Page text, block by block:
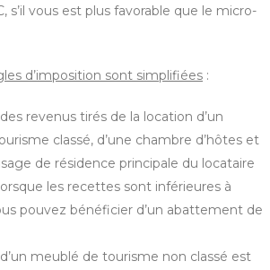
s’il vous est plus favorable que le micro-
d’imposition sont simplifiées :
revenus tirés de la location d’un
classé, d’une chambre d’hôtes et
de résidence principale du locataire
les recettes sont inférieures à
pouvez bénéficier d’un abattement de
meublé de tourisme non classé est